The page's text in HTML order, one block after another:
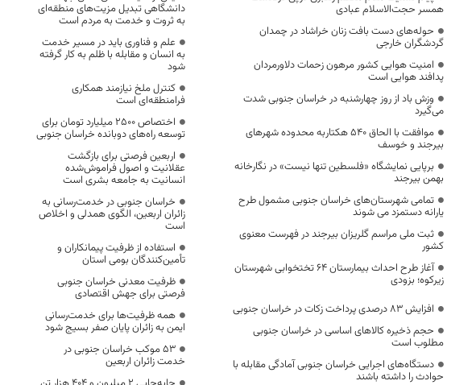
همسر حجت‌الاسلام عبادی
حوله‌های دست بافت زنان خراشاد در چمدان
گردشگران خارجی
امنیت هوایی کشور مرهون زحمات دلاورمردان
پدافند هوایی است
وزش باد از روز چهارشنبه در خراسان جنوبی شدت
می‌گیرد
موافقت با الحاق ۵۴۰ هکتاربه محدوده شهرهای
بیرجند و خوسف
برپایی نمایشگاه «فلسطین تنها نیست» در نگارخانه
بهمن بیرجند
تمامی شهرستان‌های خراسان جنوبی مشمول طرح
یارانه دستمزد می شوند
ثبت ملی مراسم گلریزان بیرجند در فهرست معنوی
کشور
آغاز طرح احداث بیمارستان ۶۴ تختخوابی شهرستان
زیرکوه؛ بزودی
افزایش 83 درصدی پرداخت زکات در خراسان جنوبی
حجم ذخیره کالاهای اساسی در خراسان جنوبی
مطلوب است
دستگاه‌های اجرایی خراسان جنوبی آمادگی مقابله با
حوادث را داشته باشند
دانشگاهی تبدیل مزیت‌های منطقه‌ای
به ثروت و خدمت به مردم است
علم و فناوری باید در مسیر خدمت
به انسان و مقابله با ظلم به کار گرفته
شود
کنترل ملخ نیازمند همکاری
فرامنطقه‌ای است
اختصاص 2500 میلیارد تومان برای
توسعه راه‌های دوبانده خراسان جنوبی
اربعین فرصتی برای بازگشت
عقلانیت و اصول فراموش‌شده
انسانیت به جامعه بشری است
خراسان جنوبی در خدمت‌رسانی به
زائران اربعین، الگوی همدلی و اخلاص
است
استفاده از ظرفیت پیمانکاران و
تأمین‌کنندگان بومی استان
ظرفیت معدنی خراسان جنوبی
فرصتی برای جهش اقتصادی
همه ظرفیت‌ها برای خدمت‌رسانی
ایمن به زائران پایان صفر بسیج شود
53 موکب خراسان جنوبی در
خدمت زائران اربعین